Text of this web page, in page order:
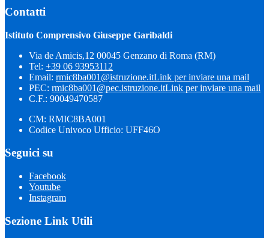
Contatti
Istituto Comprensivo Giuseppe Garibaldi
Via de Amicis,12 00045 Genzano di Roma (RM)
Tel: +39 06 93953112
Email: rmic8ba001@istruzione.itLink per inviare una mail
PEC: rmic8ba001@pec.istruzione.itLink per inviare una mail
C.F.: 90049470587
CM: RMIC8BA001
Codice Univoco Ufficio: UFF46O
Seguici su
Facebook
Youtube
Instagram
Sezione Link Utili